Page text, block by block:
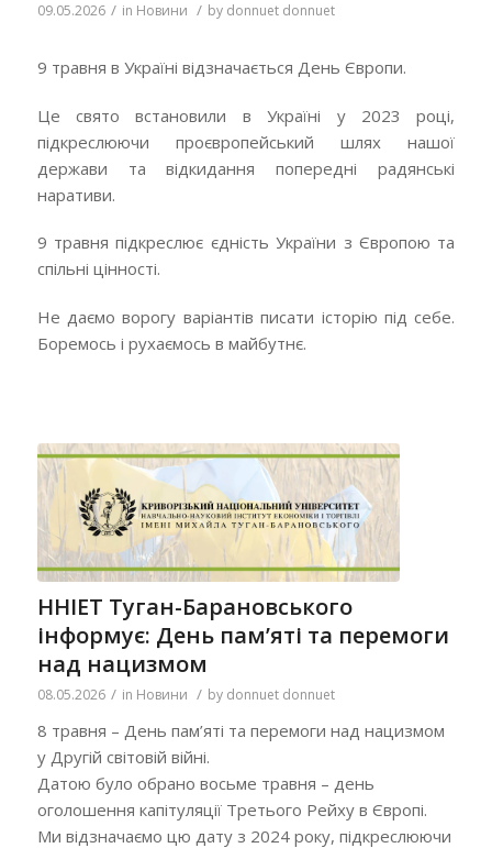
09.05.2026 / in Новини / by donnuet donnuet
9 травня в Україні відзначається День Європи.
Це свято встановили в Україні у 2023 році,
підкреслюючи проєвропейський шлях нашої
держави та відкидання попередні радянські
наративи.
9 травня підкреслює єдність України з Європою та
спільні цінності.
Не даємо ворогу варіантів писати історію під себе.
Боремось і рухаємось в майбутнє.
ННІЕТ Туган-Барановського
інформує: День пам’яті та перемоги
над нацизмом
08.05.2026 / in Новини / by donnuet donnuet
8 травня – День пам’яті та перемоги над нацизмом
у Другій світовій війні.
Датою було обрано восьме травня – день
оголошення капітуляції Третього Рейху в Європі.
Ми відзначаємо цю дату з 2024 року, підкреслюючи